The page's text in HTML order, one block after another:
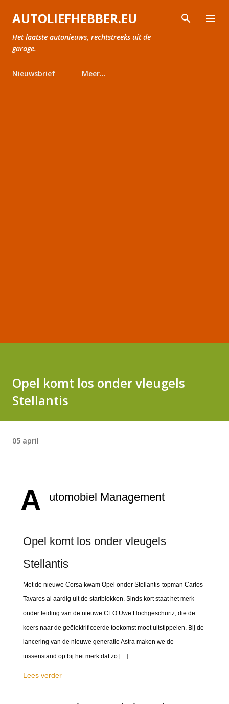
Doorgaan naar hoofdcontent
AUTOLIEFHEBBER.EU
Het laatste autonieuws, rechtstreeks uit de
garage.
Nieuwsbrief Meer…
Opel komt los onder vleugels
Stellantis
05 april
A utomobiel Management
Opel komt los onder vleugels
Stellantis
Met de nieuwe Corsa kwam Opel onder Stellantis-topman Carlos
Tavares al aardig uit de startblokken. Sinds kort staat het merk
onder leiding van de nieuwe CEO Uwe Hochgeschurtz, die de
koers naar de geëlektrificeerde toekomst moet uitstippelen. Bij de
lancering van de nieuwe generatie Astra maken we de
tussenstand op bij het merk dat zo […]
Lees verder